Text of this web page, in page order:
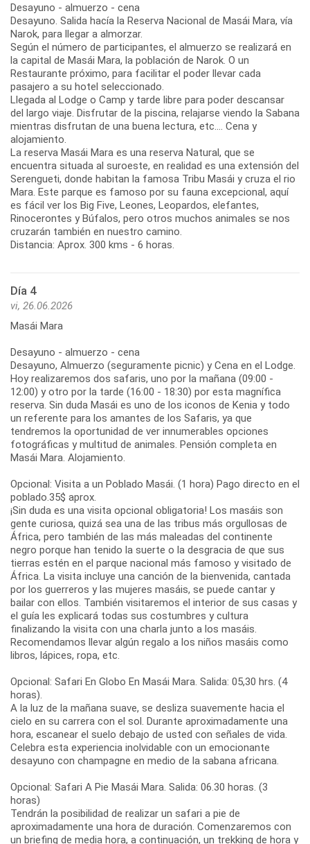
Desayuno - almuerzo - cena
Desayuno. Salida hacía la Reserva Nacional de Masái Mara, vía
Narok, para llegar a almorzar.
Según el número de participantes, el almuerzo se realizará en
la capital de Masái Mara, la población de Narok. O un
Restaurante próximo, para facilitar el poder llevar cada
pasajero a su hotel seleccionado.
Llegada al Lodge o Camp y tarde libre para poder descansar
del largo viaje. Disfrutar de la piscina, relajarse viendo la Sabana
mientras disfrutan de una buena lectura, etc.... Cena y
alojamiento.
La reserva Masái Mara es una reserva Natural, que se
encuentra situada al suroeste, en realidad es una extensión del
Serengueti, donde habitan la famosa Tribu Masái y cruza el rio
Mara. Este parque es famoso por su fauna excepcional, aquí
es fácil ver los Big Five, Leones, Leopardos, elefantes,
Rinocerontes y Búfalos, pero otros muchos animales se nos
cruzarán también en nuestro camino.
Distancia: Aprox. 300 kms - 6 horas.
Día 4
vi, 26.06.2026
Masái Mara
Desayuno - almuerzo - cena
Desayuno, Almuerzo (seguramente picnic) y Cena en el Lodge.
Hoy realizaremos dos safaris, uno por la mañana (09:00 -
12:00) y otro por la tarde (16:00 - 18:30) por esta magnífica
reserva. Sin duda Masái es uno de los iconos de Kenia y todo
un referente para los amantes de los Safaris, ya que
tendremos la oportunidad de ver innumerables opciones
fotográficas y multitud de animales. Pensión completa en
Masái Mara. Alojamiento.
Opcional: Visita a un Poblado Masái. (1 hora) Pago directo en el
poblado.35$ aprox.
¡Sin duda es una visita opcional obligatoria! Los masáis son
gente curiosa, quizá sea una de las tribus más orgullosas de
África, pero también de las más maleadas del continente
negro porque han tenido la suerte o la desgracia de que sus
tierras estén en el parque nacional más famoso y visitado de
África. La visita incluye una canción de la bienvenida, cantada
por los guerreros y las mujeres masáis, se puede cantar y
bailar con ellos. También visitaremos el interior de sus casas y
el guía les explicará todas sus costumbres y cultura
finalizando la visita con una charla junto a los masáis.
Recomendamos llevar algún regalo a los niños masáis como
libros, lápices, ropa, etc.
Opcional: Safari En Globo En Masái Mara. Salida: 05,30 hrs. (4
horas).
A la luz de la mañana suave, se desliza suavemente hacia el
cielo en su carrera con el sol. Durante aproximadamente una
hora, escanear el suelo debajo de usted con señales de vida.
Celebra esta experiencia inolvidable con un emocionante
desayuno con champagne en medio de la sabana africana.
Opcional: Safari A Pie Masái Mara. Salida: 06.30 horas. (3
horas)
Tendrán la posibilidad de realizar un safari a pie de
aproximadamente una hora de duración. Comenzaremos con
un briefing de media hora, a continuación, un trekking de hora y